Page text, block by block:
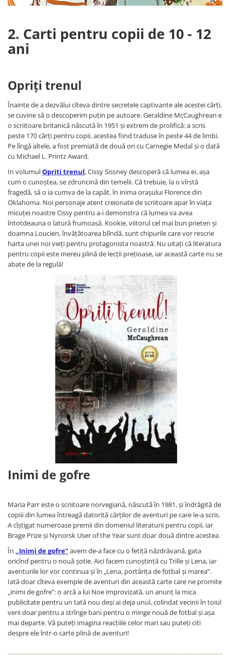
2. Carti pentru copii de 10 - 12
ani
Opriți trenul
Înainte de a dezvălui cîteva dintre secretele captivante ale acestei cărți,
se cuvine să o descoperim puțin pe autoare. Geraldine McCaughrean e
o scriitoare britanică născută în 1951 și extrem de prolifică: a scris
peste 170 cărți pentru copii, acestea fiind traduse în peste 44 de limbi.
Pe lîngă altele, a fost premiată de două ori cu Carnegie Medal și o dată
cu Michael L. Printz Award.
In volumulOpriți trenul, Cissy Sissney descoperă că lumea ei, așa
cum o cunoștea, se zdruncină din temelii. Că trebuie, la o vîrstă
fragedă, să o ia cumva de la capăt, în inima orașului Florence din
Oklahoma. Noi personaje atent creionate de scriitoare apar în viața
micuței noastre Cissy pentru a-i demonstra că lumea va avea
întotdeauna o latură frumoasă. Kookie, viitorul cel mai bun prieten și
doamna Loucien, învățătoarea blîndă, sunt chipurile care vor rescrie
harta unei noi vieți pentru protagonista noastră. Nu uitați că literatura
pentru copii este mereu plină de lecții prețioase, iar această carte nu se
abate de la regulă!
Inimi de gofre
Maria Parr este o scriitoare norvegiană, născută în 1981, și îndrăgită de
copiii din lumea întreagă datorită cărților de aventuri pe care le-a scris.
A cîștigat numeroase premii din domeniul literaturii pentru copii, iar
Brage Prize și Nynorsk User of the Year sunt doar două dintre acestea.
În „Inimi de gofre”avem de-a face cu o fetiță năzdrăvană, gata
oricînd pentru o nouă șotie. Aici facem cunoștință cu Trille și Lena, iar
aventurile lor vor continua și în „Lena, portărița de fotbal și marea”.
Iată doar cîteva exemple de aventuri din această carte care ne promite
„inimi de gofre”: o arcă a lui Noe improvizată, un anunț la mica
publicitate pentru un tată nou deși ai deja unul, colindat vecinii în toiul
verii doar pentru a strînge bani pentru o minge nouă de fotbal și așa
mai departe. Vă puteți imagina reacțiile celor mari sau puteți citi
despre ele într-o carte plină de aventuri!